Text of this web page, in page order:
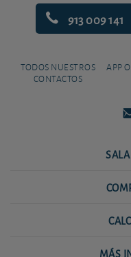
913 009 141
TODOS NUESTROS
CONTACTOS
APP
MÁS